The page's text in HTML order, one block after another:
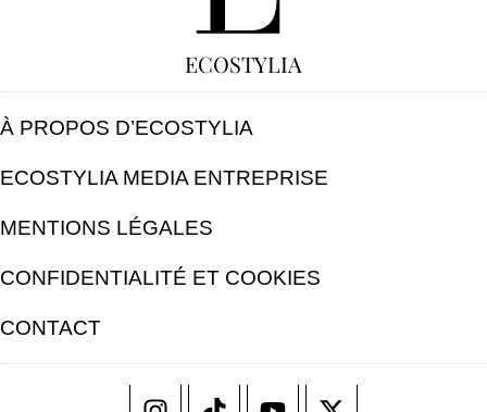
ECOSTYLIA
À PROPOS D’ECOSTYLIA
ECOSTYLIA MEDIA ENTREPRISE
MENTIONS LÉGALES
CONFIDENTIALITÉ ET COOKIES
CONTACT